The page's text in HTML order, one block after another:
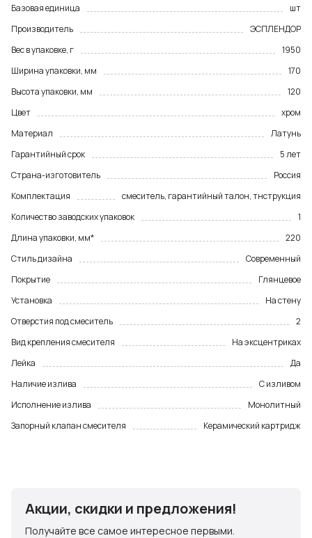
Базовая единица
шт
Производитель
ЭСПЛЕНДОР
Вес в упаковке, г
1950
Ширина упаковки, мм
170
Высота упаковки, мм
120
Цвет
хром
Материал
Латунь
Гарантийный срок
5 лет
Страна-изготовитель
Россия
Комплектация
смеситель, гарантийный талон, тнструкция
Количество заводских упаковок
1
Длина упаковки, мм*
220
Стиль дизайна
Современный
Покрытие
Глянцевое
Установка
На стену
Отверстия под смеситель
2
Вид крепления смесителя
На эксцентриках
Лейка
Да
Наличие излива
С изливом
Исполнение излива
Монолитный
Запорный клапан смесителя
Керамический картридж
Акции, скидки и предложения!
Получайте все самое интересное первыми.